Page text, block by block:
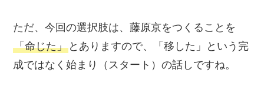
ただ、今回の選択肢は、藤原京をつくることを
「命じた」 とありますので、「移した」という完
成ではなく始まり（スタート）の話しですね。